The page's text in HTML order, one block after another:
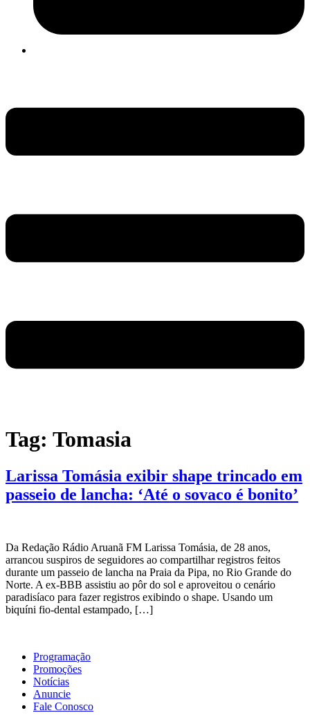
Tag: Tomasia
Larissa Tomásia exibir shape trincado em
passeio de lancha: ‘Até o sovaco é bonito’
Da Redação Rádio Aruanã FM Larissa Tomásia, de 28 anos,
arrancou suspiros de seguidores ao compartilhar registros feitos
durante um passeio de lancha na Praia da Pipa, no Rio Grande do
Norte. A ex-BBB assistiu ao pôr do sol e aproveitou o cenário
paradisíaco para fazer registros exibindo o shape. Usando um
biquíni fio-dental estampado, […]
Programação
Promoções
Notícias
Anuncie
Fale Conosco